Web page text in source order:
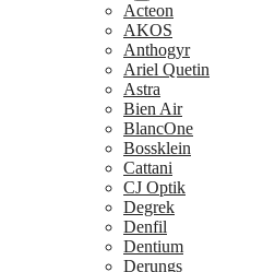
Acteon
AKOS
Anthogyr
Ariel Quetin
Astra
Bien Air
BlancOne
Bossklein
Cattani
CJ Optik
Degrek
Denfil
Dentium
Derungs